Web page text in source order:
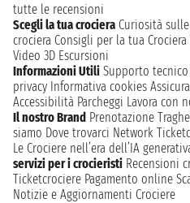
tutte le recensioni
Scegli la tua crociera Curiosità
crociera Consigli per la tua Crociera
Video 3D Escursioni
Informazioni Utili Supporto tecnico
privacy Informativa cookies
Accessibilità Parcheggi Lavora con
Il nostro Brand Prenotazione
siamo Dove trovarci Network
Le Crociere nell’era dell’IA
servizi per i crocieristi Recensioni
Ticketcrociere Pagamento online
Notizie e Aggiornamenti Crociere